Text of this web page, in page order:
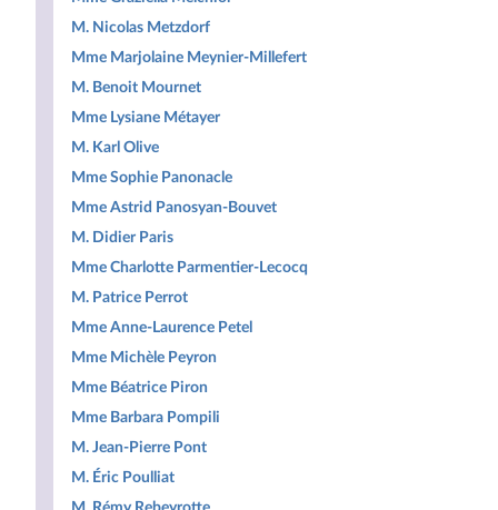
M. Nicolas Metzdorf
Mme Marjolaine Meynier-Millefert
M. Benoit Mournet
Mme Lysiane Métayer
M. Karl Olive
Mme Sophie Panonacle
Mme Astrid Panosyan-Bouvet
M. Didier Paris
Mme Charlotte Parmentier-Lecocq
M. Patrice Perrot
Mme Anne-Laurence Petel
Mme Michèle Peyron
Mme Béatrice Piron
Mme Barbara Pompili
M. Jean-Pierre Pont
M. Éric Poulliat